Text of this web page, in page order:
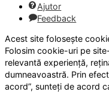
Ajutor
Feedback
Acest site folosește
Folosim cookie-uri pe
relevantă experiență,
dumneavoastră. Prin
acord”, sunteți de acord